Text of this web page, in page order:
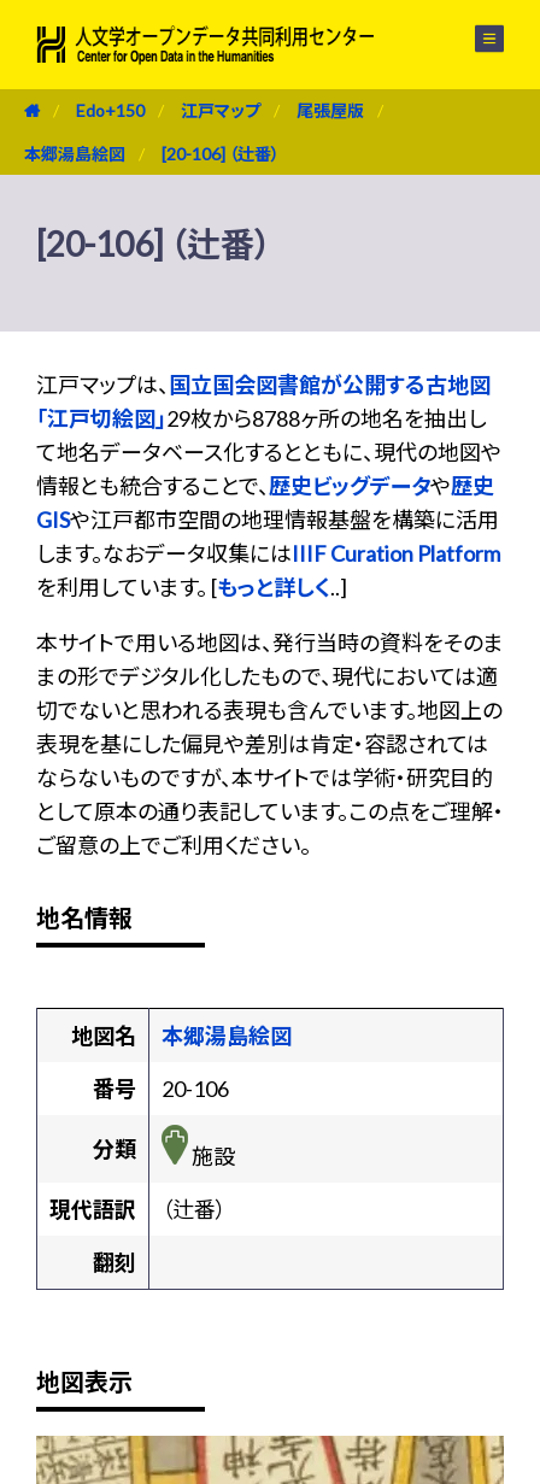
Edo+150 江戸マップ 尾張屋版
本郷湯島絵図 [20-106] （辻番）
[20-106] （辻番）
江戸マップは、 国立国会図書館が公開する古地図
「江戸切絵図」29枚から8788ヶ所の地名を抽出し
て地名データベース化するとともに、現代の地図や
情報とも統合することで、歴史ビッグデータや歴史
GISや江戸都市空間の地理情報基盤を構築に活用
します。なおデータ収集にはIIIF Curation Platform
を利用しています。 [もっと詳しく..]
本サイトで用いる地図は、発行当時の資料をそのま
まの形でデジタル化したもので、現代においては適
切でないと思われる表現も含んでいます。地図上の
表現を基にした偏見や差別は肯定・容認されては
ならないものですが、本サイトでは学術・研究目的
として原本の通り表記しています。この点をご理解・
ご留意の上でご利用ください。
地名情報
地図名
本郷湯島絵図
番号
20-106
分類
施設
現代語訳
（辻番）
翻刻
地図表示
+